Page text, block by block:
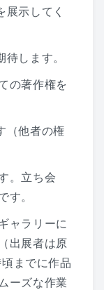
示してく
します。
の著作権を
（他者の権
。立ち会
す。
ャラリーに
出展者は原
までに作品
ーズな作業